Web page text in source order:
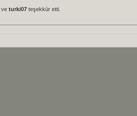
ve turki07 teşekkür etti.